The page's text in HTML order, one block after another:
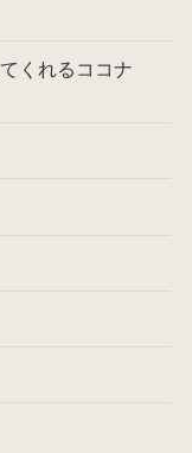
くれるココナ